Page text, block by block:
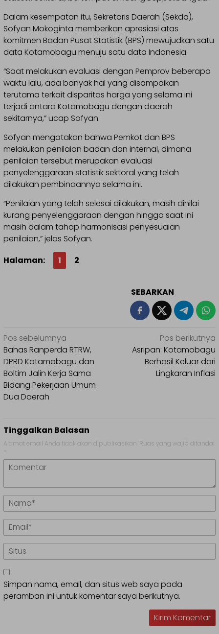
Dalam kesempatan itu, Sekretaris Daerah (Sekda),
Sofyan Mokoginta memberikan apresiasi atas
komitmen Badan Pusat Statistik (BPS) mewujudkan satu
data Kotamobagu menuju satu data Indonesia.
“Saat melakukan evaluasi dengan Pemprov beberapa
waktu lalu, ada banyak hal yang disampaikan
terutama terkait disparitas harga yang selama ini
terjadi antara Kotamobagu dengan daerah
sekitarnya,” ucap Sofyan.
Sofyan mengatakan bahwa Pemkot dan BPS
melakukan penilaian badan dan internal, dimana
penilaian tersebut merupakan evaluasi
penyelenggaraan statistik sektoral yang telah
dilakukan pembinaannya selama ini.
“Penilaian yang telah selesai dilakukan, masih dinilai
kurang penyelenggaraan dengan hingga saat ini
masih dalam tahap harmonisasi penyesuaian
penilaian,” jelas Sofyan.
Halaman:
1 2
SEBARKAN
Navigasi
pos
Pos sebelumnya
Bahas Ranperda RTRW,
DPRD Kotamobagu dan
Boltim Jalin Kerja Sama
Bidang Pekerjaan Umum
Dua Daerah
Pos berikutnya
Asripan: Kotamobagu
Berhasil Keluar dari
Lingkaran Inflasi
Tinggalkan Balasan
Alamat email Anda tidak akan dipublikasikan. Ruas yang wajib ditandai
*
Simpan nama, email, dan situs web saya pada
peramban ini untuk komentar saya berikutnya.